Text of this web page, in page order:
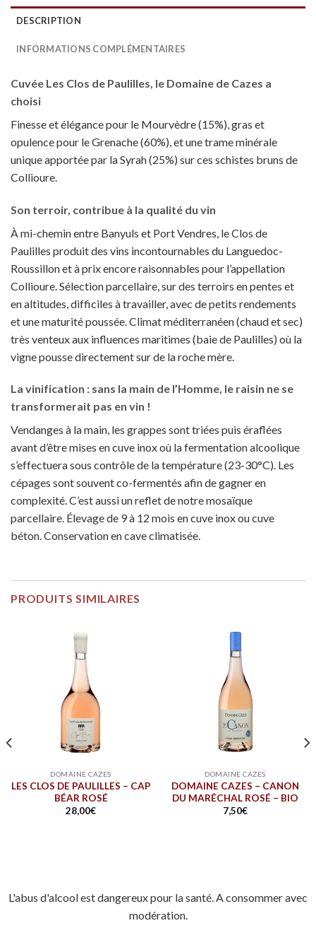
DESCRIPTION
INFORMATIONS COMPLÉMENTAIRES
Cuvée Les Clos de Paulilles, le Domaine de Cazes a
choisi
Finesse et élégance pour le Mourvèdre (15%), gras et
opulence pour le Grenache (60%), et une trame minérale
unique apportée par la Syrah (25%) sur ces schistes bruns de
Collioure.
Son terroir, contribue à la qualité du vin
À mi-chemin entre Banyuls et Port Vendres, le Clos de
Paulilles produit des vins incontournables du Languedoc-
Roussillon et à prix encore raisonnables pour l’appellation
Collioure. Sélection parcellaire, sur des terroirs en pentes et
en altitudes, difficiles à travailler, avec de petits rendements
et une maturité poussée. Climat méditerranéen (chaud et sec)
très venteux aux influences maritimes (baie de Paulilles) où la
vigne pousse directement sur de la roche mère.
La vinification : sans la main de l’Homme, le raisin ne se
transformerait pas en vin !
Vendanges à la main, les grappes sont triées puis éraflées
avant d’être mises en cuve inox où la fermentation alcoolique
s’effectuera sous contrôle de la température (23-30°C). Les
cépages sont souvent co-fermentés afin de gagner en
complexité. C’est aussi un reflet de notre mosaïque
parcellaire. Élevage de 9 à 12 mois en cuve inox ou cuve
béton. Conservation en cave climatisée.
PRODUITS SIMILAIRES
DOMAINE CAZES
LES CLOS DE PAULILLES – CAP
BÉAR ROSÉ
28,00€
DOMAINE CAZES
DOMAINE CAZES – CANON
DU MARÉCHAL ROSÉ – BIO
7,50€
L'abus d'alcool est dangereux pour la santé. A consommer avec
modération.